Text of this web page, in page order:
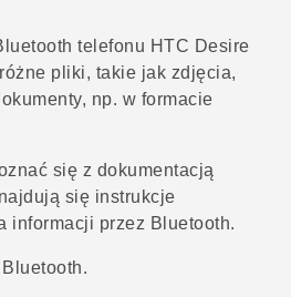
HTC
telefonu HTC Desire
pliki, takie jak zdjęcia,
np. w formacie
się z dokumentacją
się instrukcje
informacji przez Bluetooth.
Bluetooth.